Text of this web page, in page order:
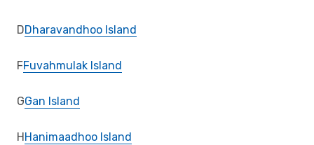
DDharavandhoo Island
FFuvahmulak Island
GGan Island
HHanimaadhoo Island